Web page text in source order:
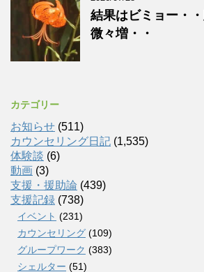
結果はビミョー・
微々増・・
カテゴリー
お知らせ (511)
カウンセリング日記 (1,535)
体験談 (6)
動画 (3)
支援・援助論 (439)
支援記録 (738)
イベント (231)
カウンセリング (109)
グループワーク (383)
シェルター (51)